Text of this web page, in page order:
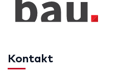
Kontakt